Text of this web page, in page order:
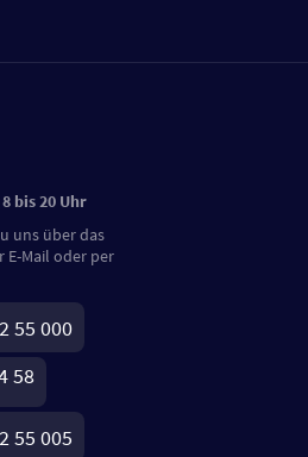
bis 20 Uhr
uns über das
E-Mail oder per
55 000
58
55 005